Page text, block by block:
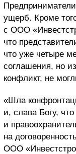
ущерб. Кроме
с ООО
что
что уже четыре
соглашения, но
конфликт, не
«Шла
и, слава Богу,
и
на
ООО